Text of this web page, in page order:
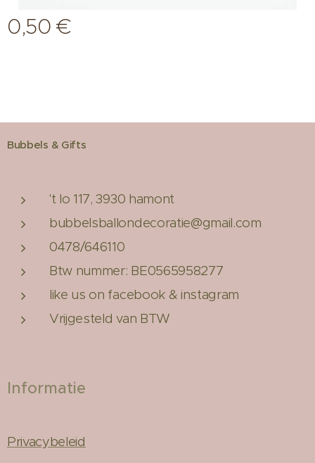
0,50 €
Bubbels & Gifts
't lo 117, 3930 hamont
bubbelsballondecoratie@gmail.com
0478/646110
Btw nummer: BE0565958277
like us on facebook & instagram
Vrijgesteld van BTW
Informatie
Privacybeleid